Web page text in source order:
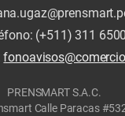
(+511) 311 6500
PRENSMART S.A.C.
Calle Paracas